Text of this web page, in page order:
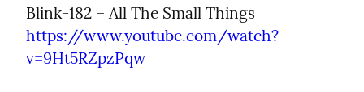
https://www.youtube.com/watch?
v=9Ht5RZpzPqw